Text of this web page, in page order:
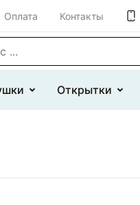
Оплата Контакты
Открытки